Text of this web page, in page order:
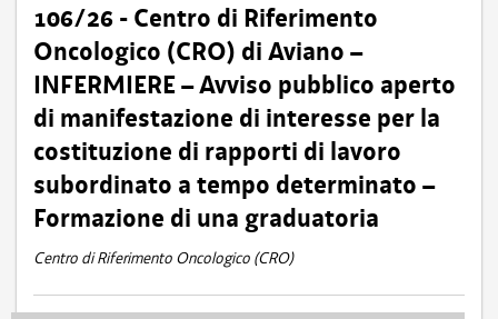
106/26 - Centro di Riferimento
Oncologico (CRO) di Aviano –
INFERMIERE – Avviso pubblico aperto
di manifestazione di interesse per la
costituzione di rapporti di lavoro
subordinato a tempo determinato –
Formazione di una graduatoria
Centro di Riferimento Oncologico (CRO)